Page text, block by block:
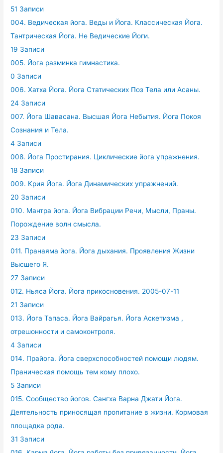
51 Записи
004. Ведическая йога. Веды и Йога. Классическая Йога.
Тантрическая Йога. Не Ведические Йоги.
19 Записи
005. Йога разминка гимнастика.
0 Записи
006. Хатха Йога. Йога Статических Поз Тела или Асаны.
24 Записи
007. Йога Шавасана. Высшая Йога Небытия. Йога Покоя
Сознания и Тела.
4 Записи
008. Йога Простирания. Циклические йога упражнения.
18 Записи
009. Крия Йога. Йога Динамических упражнений.
20 Записи
010. Мантра йога. Йога Вибрации Речи, Мысли, Праны.
Порождение волн смысла.
23 Записи
011. Пранаяма йога. Йога дыхания. Проявления Жизни
Высшего Я.
27 Записи
012. Ньяса Йога. Йога прикосновения. 2005-07-11
21 Записи
013. Йога Тапаса. Йога Вайрагья. Йога Аскетизма ,
отрешонности и самоконтроля.
4 Записи
014. Прайога. Йога сверхспособностей помощи людям.
Праническая помощь тем кому плохо.
5 Записи
015. Сообщество йогов. Сангха Варна Джати Йога.
Деятельность приносящая пропитание в жизни. Кормовая
площадка рода.
31 Записи